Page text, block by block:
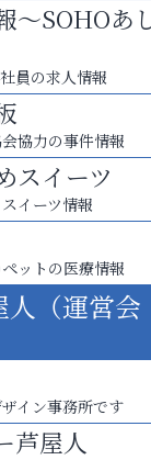
舗PRやリニューア
ださい。
ん樹々
～SOHOあ
員の求人情報
協力の事件情報
スイーツ
イーツ情報
ットの医療情報
（運営会
イン事務所です
芦屋人